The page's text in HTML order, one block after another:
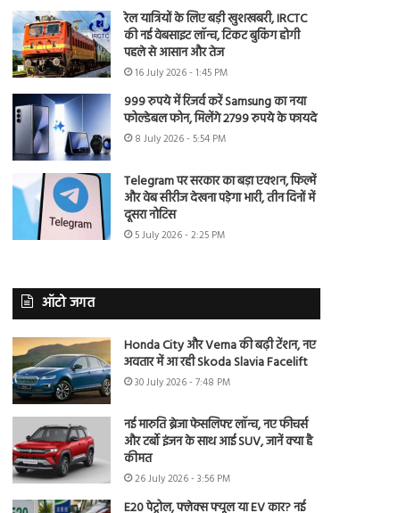
रेल यात्रियों के लिए बड़ी खुशखबरी, IRCTC
की नई वेबसाइट लॉन्च, टिकट बुकिंग होगी
पहले से आसान और तेज
16 July 2026 - 1:45 PM
999 रुपये में रिजर्व करें Samsung का नया
फोल्डेबल फोन, मिलेंगे 2799 रुपये के फायदे
8 July 2026 - 5:54 PM
Telegram पर सरकार का बड़ा एक्शन, फिल्में
और वेब सीरीज देखना पड़ेगा भारी, तीन दिनों में
दूसरा नोटिस
5 July 2026 - 2:25 PM
ऑटो जगत
Honda City और Verna की बढ़ी टेंशन, नए
अवतार में आ रही Skoda Slavia Facelift
30 July 2026 - 7:48 PM
नई मारुति ब्रेजा फेसलिफ्ट लॉन्च, नए फीचर्स
और टर्बो इंजन के साथ आई SUV, जानें क्या है
कीमत
26 July 2026 - 3:56 PM
E20 पेट्रोल, फ्लेक्स फ्यूल या EV कार? नई